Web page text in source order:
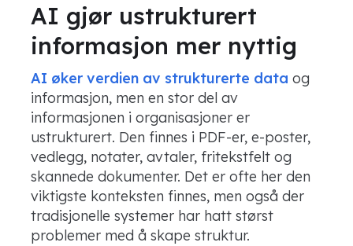
AI gjør ustrukturert
informasjon mer nyttig
AI øker verdien av strukturerte data og
informasjon, men en stor del av
informasjonen i organisasjoner er
ustrukturert. Den finnes i PDF-er, e-poster,
vedlegg, notater, avtaler, fritekstfelt og
skannede dokumenter. Det er ofte her den
viktigste konteksten finnes, men også der
tradisjonelle systemer har hatt størst
problemer med å skape struktur.